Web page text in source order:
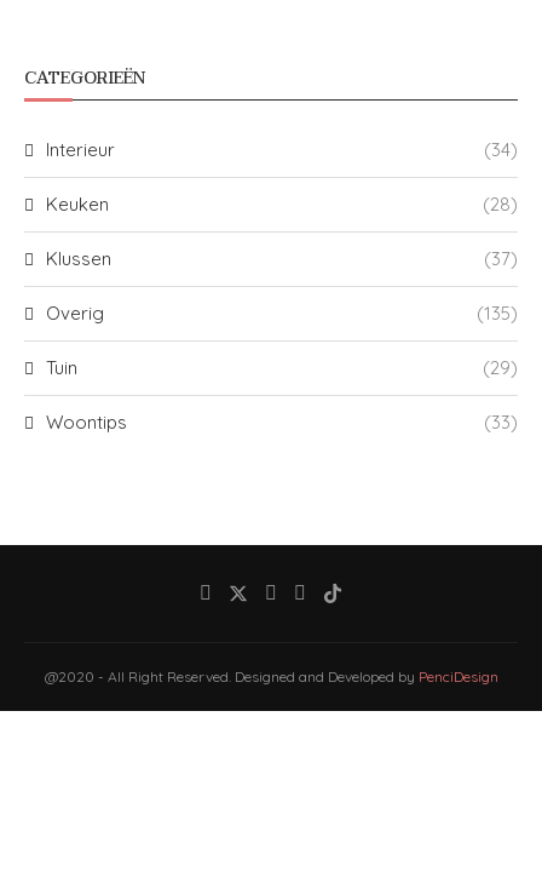
CATEGORIEËN
Interieur (34)
Keuken (28)
Klussen (37)
Overig (135)
Tuin (29)
Woontips (33)
@2020 - All Right Reserved. Designed and Developed by PenciDesign